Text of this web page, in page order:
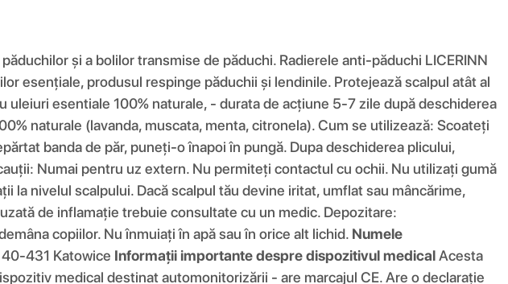
și a bolilor transmise de păduchi. Radierele anti-păduchi LICERINN
esențiale, produsul respinge păduchii și lendinile. Protejează scalpul atât al
esentiale 100% naturale, - durata de acțiune 5-7 zile după deschiderea
naturale (lavanda, muscata, menta, citronela). Cum se utilizează: Scoateți
banda de păr, puneți-o înapoi în pungă. Dupa deschiderea plicului,
Numai pentru uz extern. Nu permiteți contactul cu ochii. Nu utilizați gumă
la nivelul scalpului. Dacă scalpul tău devine iritat, umflat sau mâncărime,
de inflamație trebuie consultate cu un medic. Depozitare:
copiilor. Nu înmuiați în apă sau în orice alt lichid. Numele
40-431 Katowice Informații importante despre dispozitivul medicalAcesta
medical destinat automonitorizării - are marcajul CE. Are o declarație